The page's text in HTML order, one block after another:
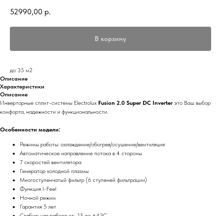
52990,00 р.
В корзину
до 35 м2
Описание
Характеристики
Описание
Инверторные сплит-системы Electrolux Fusion 2.0 Super DC Inverter это Ваш выбор
комфорта, надежности и функциональности.
Особенности модели:
Режимы работы: охлаждение/обогрев/осушение/вентиляция
Автоматическое направление потока в 4 стороны
7 скоростей вентилятора
Генератор холодной плазмы
Многоступенчатый фильтр (6 ступеней фильтрации)
Функция I-Feel
Ночной режим
Гарантия 5 лет